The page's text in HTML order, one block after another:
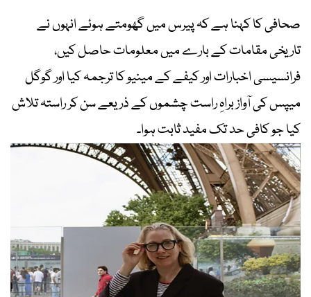
صحافی کا کہنا ہے کہ پیرس میں گھومتے ہوئے انہوں نے
تاریخی مقامات کے بارے میں معلومات حاصل کیں،
فرانسیسی اخبارات اور کیفے کے مینیو کا ترجمہ کیا اور گوگل
میپس کی آواز براہِ راست چشموں کے ذریعے سن کر راستہ تلاش
کیا جو کافی حد تک مفید ثابت ہوا۔